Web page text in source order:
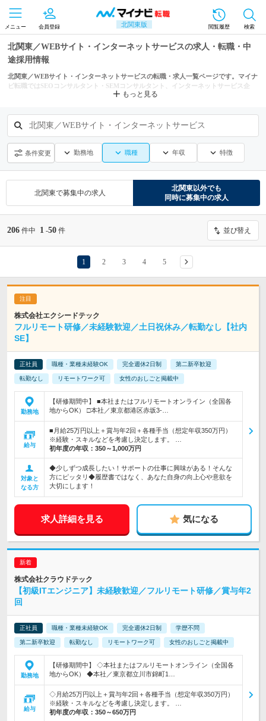
北関東版
メニュー 会員登録 閲覧履歴 検索
北関東／WEBサイト・インターネットサービスの求人・転職・中
途採用情報
北関東／WEBサイト・インターネットサービスの転職・求人一覧ページです。マイナ
ビ転職ではSEOコンサルタント・SEMコンサルタント、インターネットサービス企
画、WEBプロデューサー・ディレクターなどからもあなたにぴったりの求人を探せま
もっと見る
北関東／WEBサイト・インターネットサービス
条件変更 勤務地 職種 年収 特徴
北関東で募集中の求人
北関東以外でも
同時に募集中の求人
206 件中 1 -50 件 並び替え
1 2 3 4 5
株式会社エクシードテック
フルリモート研修／未経験歓迎／土日祝休み／転勤なし【社内
SE】
正社員 職種・業種未経験OK 完全週休2日制 第二新卒歓迎
転勤なし リモートワーク可 女性のおしごと掲載中
勤務地
【研修期間中】 ■本社またはフルリモートオンライン（全国各
地からOK） □本社／東京都港区赤坂3-…
給与
■月給25万円以上＋賞与年2回＋各種手当（想定年収350万円）
※経験・スキルなどを考慮し決定します。 …
初年度の年収： 350～1,000万円
対象と
なる方
◆少しずつ成長したい！サポートの仕事に興味がある！そんな
方にピッタリ◆履歴書ではなく、あなた自身の向上心や意欲を
大切にします！
求人詳細を見る 気になる
株式会社クラウドテック
【初級ITエンジニア】未経験歓迎／フルリモート研修／賞与年2
回
正社員 職種・業種未経験OK 完全週休2日制 学歴不問
第二新卒歓迎 転勤なし リモートワーク可 女性のおしごと掲載中
勤務地
【研修期間中】 ◇本社またはフルリモートオンライン（全国各
地からOK） ◆本社／東京都立川市錦町1…
給与
◇月給25万円以上＋賞与年2回＋各種手当（想定年収350万円）
※経験・スキルなどを考慮し決定します。 …
初年度の年収： 350～650万円